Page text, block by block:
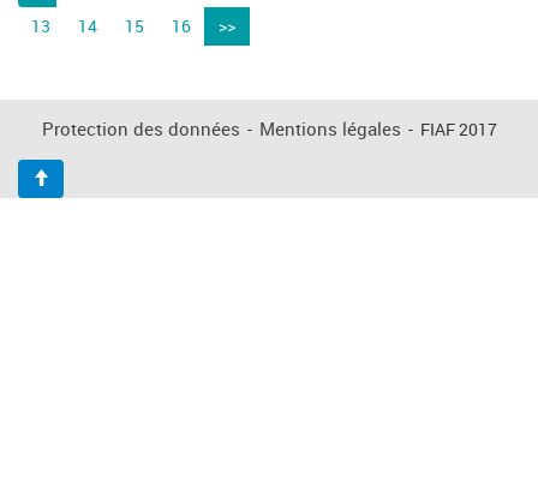
13
14 15 16 >>
Protection des données - Mentions légales - FIAF 2017